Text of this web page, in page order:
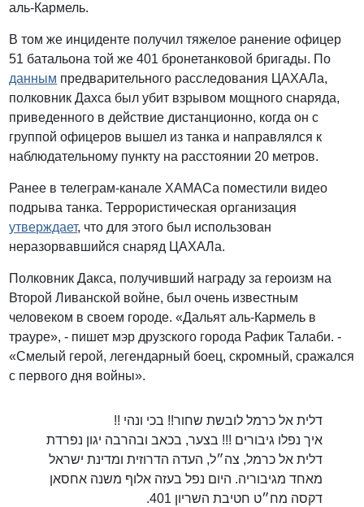
аль-Кармель.
В том же инциденте получил тяжелое ранение офицер
51 батальона той же 401 бронетанковой бригады. По
данным предварительного расследования ЦАХАЛа,
полковник Дахса был убит взрывом мощного снаряда,
приведенного в действие дистанционно, когда он с
группой офицеров вышел из танка и направлялся к
наблюдательному пункту на расстоянии 20 метров.
Ранее в телеграм-канале ХАМАСа поместили видео
подрыва танка. Террористическая организация
утверждает, что для этого был использован
неразорвавшийся снаряд ЦАХАЛа.
Полковник Дакса, получивший награду за героизм на
Второй Ливанской войне, был очень известным
человеком в своем городе. «Дальят аль-Кармель в
трауре», - пишет мэр друзского города Рафик Талаби. -
«Смелый герой, легендарный боец, скромный, сражался
с первого дня войны».
דלית אל כרמל לובשת שחור!! בכי ונהי !!
איך נפלו גיבורים !!! בצער, בכאב ובהרבה יגון נפרדת
דלית אל כרמל, צה״ל, העדה הדרוזית ומדינת ישראל
מאחד מגיבוריה. היום נפל בעזה אלוף משנה אחסאן
דקסה מח״ט חטיבת השריון 401.